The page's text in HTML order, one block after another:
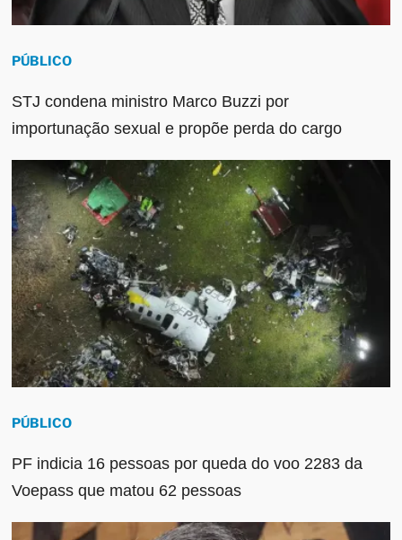
PÚBLICO
STJ condena ministro Marco Buzzi por
importunação sexual e propõe perda do cargo
PÚBLICO
PF indicia 16 pessoas por queda do voo 2283 da
Voepass que matou 62 pessoas